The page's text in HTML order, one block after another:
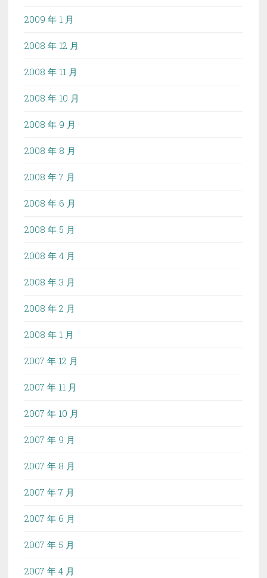
2009 年 1 月
2008 年 12 月
2008 年 11 月
2008 年 10 月
2008 年 9 月
2008 年 8 月
2008 年 7 月
2008 年 6 月
2008 年 5 月
2008 年 4 月
2008 年 3 月
2008 年 2 月
2008 年 1 月
2007 年 12 月
2007 年 11 月
2007 年 10 月
2007 年 9 月
2007 年 8 月
2007 年 7 月
2007 年 6 月
2007 年 5 月
2007 年 4 月